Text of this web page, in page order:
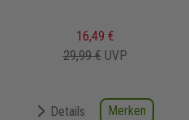
16,49 €
29,99 € UVP
Details Merken